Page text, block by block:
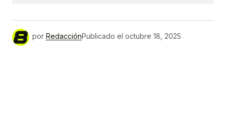
por RedacciónPublicado el octubre 18, 2025